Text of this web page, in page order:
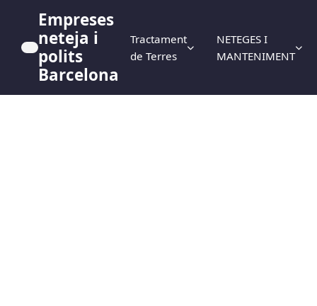
Empreses
neteja i
polits
Barcelona
Tractament
de Terres
NETEGES I
MANTENIMENT